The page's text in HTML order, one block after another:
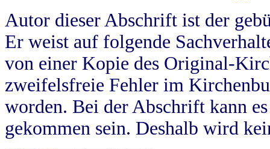
Autor dieser Abschrift ist der
Er weist auf folgende
von einer Kopie des Original-
zweifelsfreie Fehler im
worden. Bei der Abschrift kann
gekommen sein. Deshalb wird